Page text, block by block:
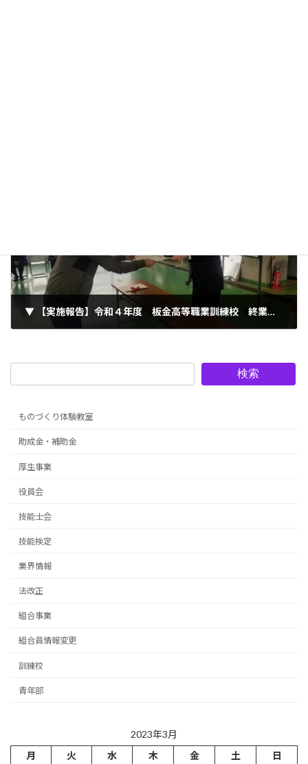
▼ 【実施報告】令和４年度 板金高等職業訓練校 終業式・卒業式（2023.03.25）
検索
ものづくり体験教室
助成金・補助金
厚生事業
役員会
技能士会
技能検定
業界情報
法改正
組合事業
組合員情報変更
訓練校
青年部
2023年3月
月
火 水 木 金 土
日